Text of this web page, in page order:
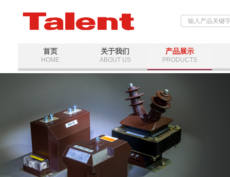
首页
HOME
关于我们
ABOUT US
产品展示
PRODUCTS